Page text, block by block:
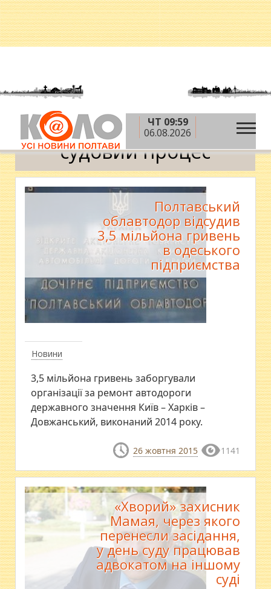
ЧТ 09:59
06.08.2026
Головна » судовий процес
судовий процес
Новини
Полтавський
облавтодор відсудив
3,5 мільйона гривень
в одеського
підприємства
3,5 мільйона гривень заборгували
організації за ремонт автодороги
державного значення Київ – Харків –
Довжанський, виконаний 2014 року.
26 жовтня 2015 1141
«Хворий» захисник
Мамая, через якого
перенесли засідання,
у день суду працював
адвокатом на іншому
суді